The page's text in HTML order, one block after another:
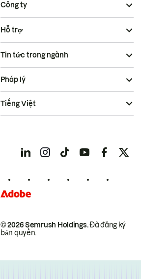
Công ty
Hỗ trợ
Tin tức trong ngành
© 2026 Semrush Holdings.Đã đăng ký
bản quyền.
Pháp lý
Tiếng Việt